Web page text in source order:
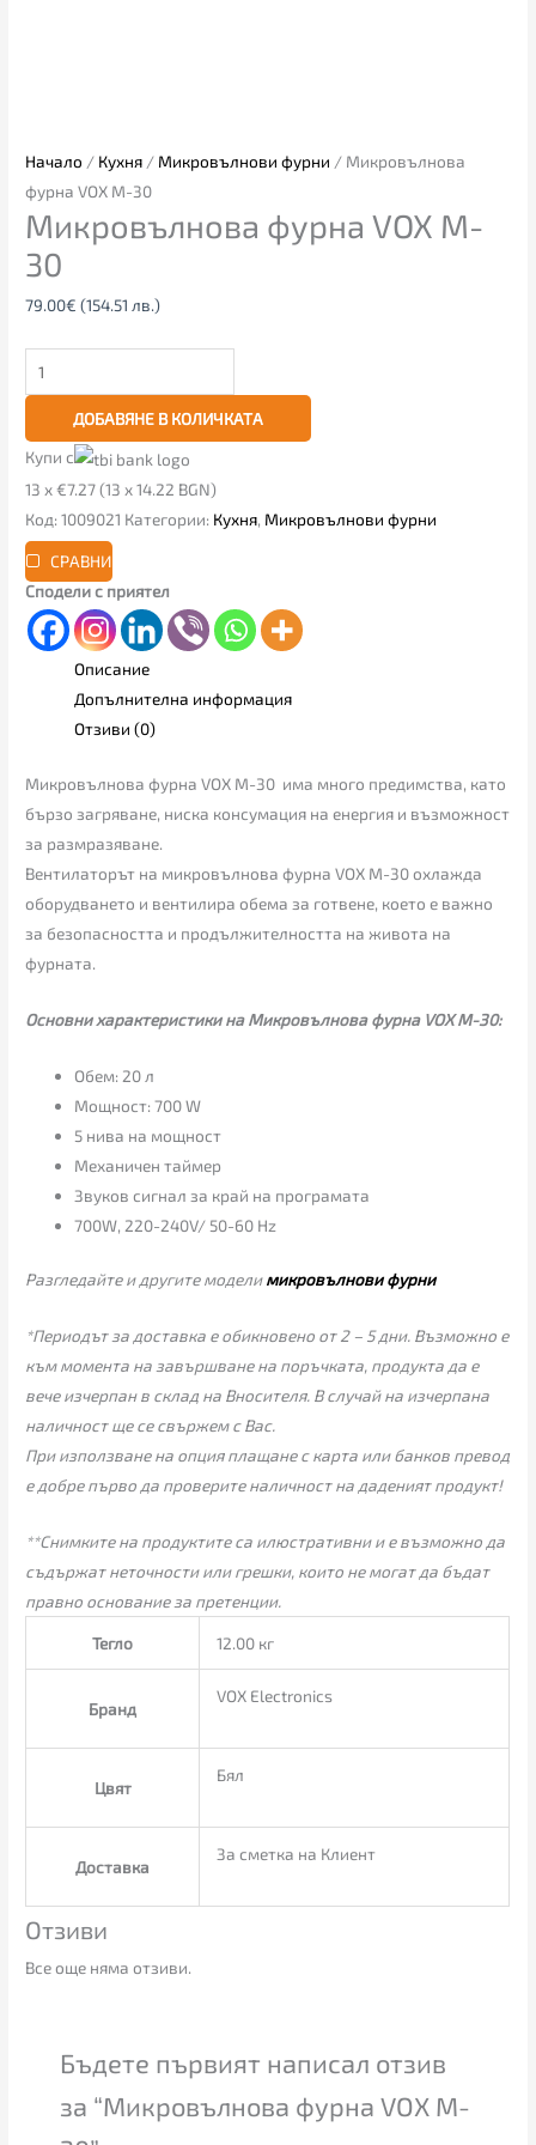
Начало / Кухня / Микровълнови фурни / Микровълнoва
фурна VOX M-30
Микровълнoва фурна VOX M-
30
79.00€ (154.51 лв.)
ДОБАВЯНЕ В КОЛИЧКАТА
Купи с
13 x €7.27 (13 x 14.22 BGN)
Код:1009021 Категории: Кухня, Микровълнови фурни
СРАВНИ
Сподели с приятел
Описание
Допълнителна информация
Отзиви (0)
Микровълнoва фурна VOX M-30 има много предимства, като
бързо загряване, ниска консумация на енергия и възможност
за размразяване.
Вентилаторът на микровълнoва фурна VOX M-30 охлажда
оборудването и вентилира обема за готвене, което е важно
за безопасността и продължителността на живота на
фурната.
Основни характеристики на Микровълнoва фурна VOX M-30:
Обем: 20 л
Мощност: 700 W
5 нива на мощност
Механичен таймер
Звуков сигнал за край на програмата
700W, 220-240V/ 50-60 Hz
Разгледайте и другите моделимикровълнови фурни
*Периодът за доставка е обикновено от 2 – 5 дни. Възможно е
към момента на завършване на поръчката, продукта да е
вече изчерпан в склад на Вносителя. В случай на изчерпана
наличност ще се свържем с Вас.
При използване на опция плащане с карта или банков превод
е добре първо да проверите наличност на даденият продукт!
**Снимките на продуктите са илюстративни и е възможно да
съдържат неточности или грешки, които не могат да бъдат
правно основание за претенции.
Тегло 12.00 кг
Бранд
VOX Electronics
Цвят
Бял
Доставка
За сметка на Клиент
Отзиви
Все още няма отзиви.
Бъдете първият написал отзив
за “Микровълнoва фурна VOX M-